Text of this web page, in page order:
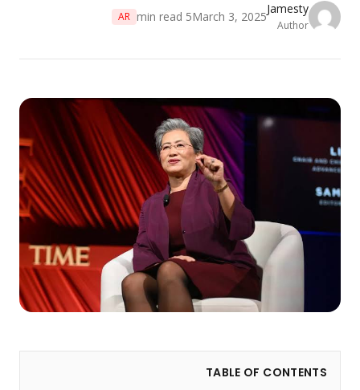
Jamesty
Author
March 3, 2025
5
min read
AR
TABLE OF CONTENTS